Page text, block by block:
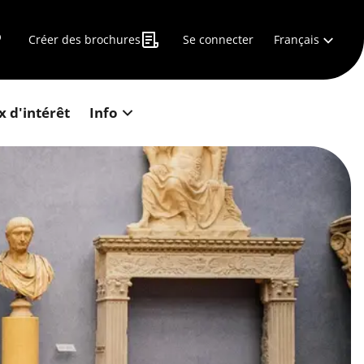
Créer des brochures Se connecter Français
d'intérêt Info